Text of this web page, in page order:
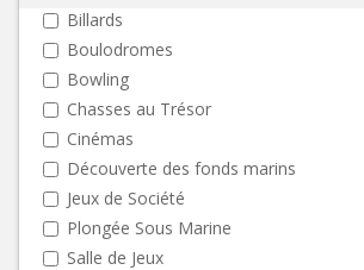
Billards
Boulodromes
Bowling
Chasses au Trésor
Cinémas
Découverte des fonds marins
Jeux de Société
Plongée Sous Marine
Salle de Jeux